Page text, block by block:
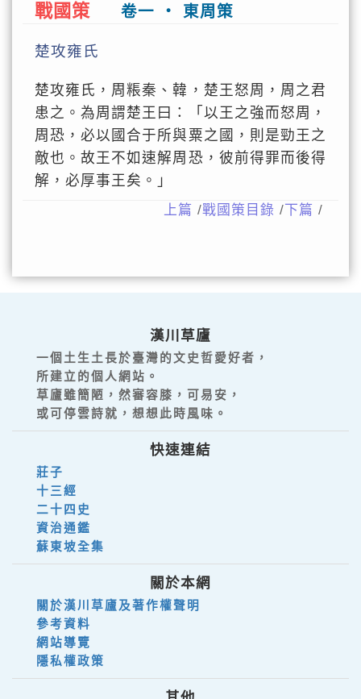
戰國策 卷一 ‧ 東周策
楚攻雍氏
楚攻雍氏，周粻秦、韓，楚王怒周，周之君
患之。為周謂楚王曰：「以王之強而怒周，
周恐，必以國合于所與粟之國，則是勁王之
敵也。故王不如速解周恐，彼前得罪而後得
解，必厚事王矣。」
上篇 /戰國策目錄 /下篇 /
漢川草廬
一個土生土長於臺灣的文史哲愛好者，
所建立的個人網站。
草廬雖簡陋，然審容膝，可易安，
或可停雲詩就，想想此時風味。
快速連結
莊子
十三經
二十四史
資治通鑑
蘇東坡全集
關於本網
關於漢川草廬及著作權聲明
參考資料
網站導覽
隱私權政策